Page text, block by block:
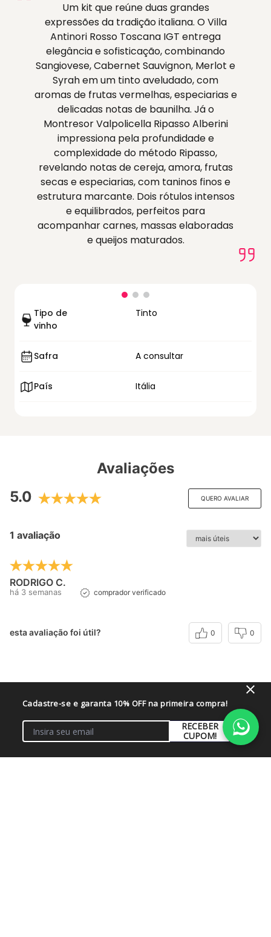
Tipo de
vinho
Tinto
Safra A consultar
País Itália
Um kit que reúne duas grandes
expressões da tradição italiana. O Villa
Antinori Rosso Toscana IGT entrega
elegância e sofisticação, combinando
Sangiovese, Cabernet Sauvignon, Merlot e
Syrah em um tinto aveludado, com
aromas de frutas vermelhas, especiarias e
delicadas notas de baunilha. Já o
Montresor Valpolicella Ripasso Alberini
impressiona pela profundidade e
complexidade do método Ripasso,
revelando notas de cereja, amora, frutas
secas e especiarias, com taninos finos e
estrutura marcante. Dois rótulos intensos
e equilibrados, perfeitos para
acompanhar carnes, massas elaboradas
e queijos maturados.
Avaliações
5.0
QUERO AVALIAR
1 avaliação
RODRIGO C.
há 3 semanas comprador verificado
esta avaliação foi útil? 0 0
Perguntas & respostas
Este produto ainda não tem perguntas
Cadastre-se e garanta 10% OFF na primeira compra!
RECEBER
CUPOM!